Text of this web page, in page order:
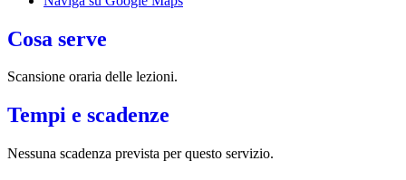
Cosa serve
Scansione oraria delle lezioni.
Tempi e scadenze
Nessuna scadenza prevista per questo servizio.